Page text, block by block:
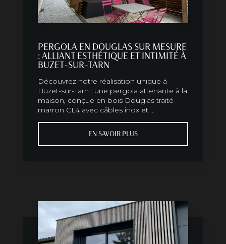
PERGOLA EN DOUGLAS SUR MESURE
: ALLIANT ESTHÉTIQUE ET INTIMITÉ À
BUZET-SUR-TARN
Découvrez notre réalisation unique à
Buzet-sur-Tarn : une pergola attenante à la
maison, conçue en bois Douglas traité
marron CL4 avec câbles inox et ...
EN SAVOIR PLUS